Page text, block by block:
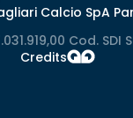
Calcio SpA
Cod. SDI
Credits